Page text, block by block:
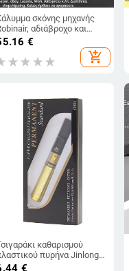
σκόνης μηχανής
αδιάβροχο και
στη σκόνη,
σκόνης Robinair
ύφασμα Oxford,
σκόνης μηχανής
€
add_shopping_cart
καθαρισμού
πυρήνα Jinlong
συσκευασία δώρου,
€